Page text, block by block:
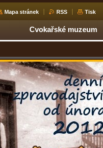
Mapa stránek RSS Tisk
Cvokařské muzeum